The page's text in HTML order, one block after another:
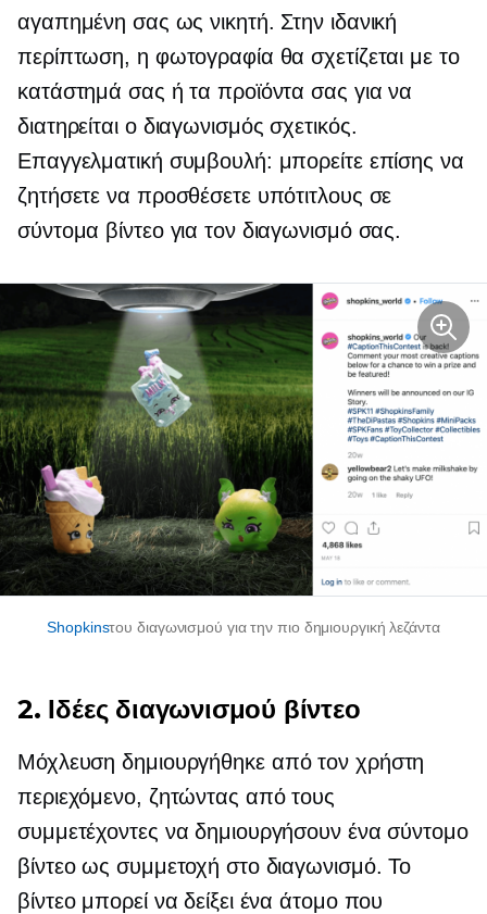
αγαπημένη σας ως νικητή. Στην ιδανική
περίπτωση, η φωτογραφία θα σχετίζεται με το
κατάστημά σας ή τα προϊόντα σας για να
διατηρείται ο διαγωνισμός σχετικός.
Επαγγελματική συμβουλή: μπορείτε επίσης να
ζητήσετε να προσθέσετε υπότιτλους σε
σύντομα βίντεο για τον διαγωνισμό σας.
Shopkinsτου διαγωνισμού για την πιο δημιουργική λεζάντα
2. Ιδέες διαγωνισμού βίντεο
Μόχλευσηδημιουργήθηκε από τον χρήστη
περιεχόμενο, ζητώντας από τους
συμμετέχοντες να δημιουργήσουν ένα σύντομο
βίντεο ως συμμετοχή στο διαγωνισμό. Το
βίντεο μπορεί να δείξει ένα άτομο που